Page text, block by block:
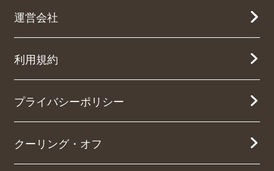
運営会社
利用規約
プライバシーポリシー
クーリング・オフ